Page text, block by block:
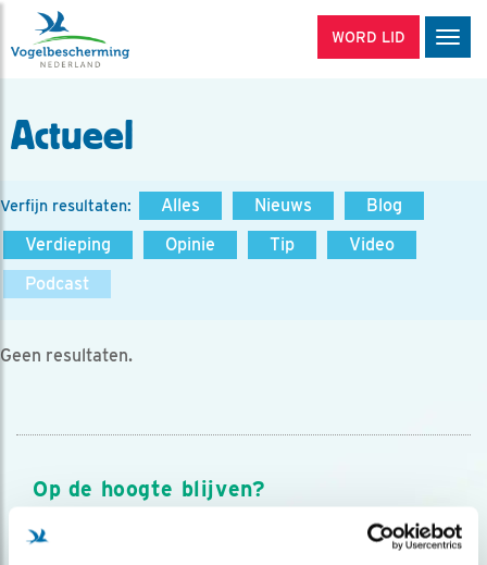
WORD LID
Actueel
Verfijn resultaten: Alles Nieuws
Blog
Verdieping
Opinie Tip
Video
Podcast
Geen resultaten.
Op de hoogte blijven?
Meld je aan en ontvang nieuws, inspiratie, acties en tips
over vogels en activiteiten van Vogelbescherming.